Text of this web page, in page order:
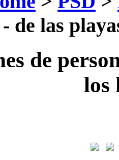
de las
de
los